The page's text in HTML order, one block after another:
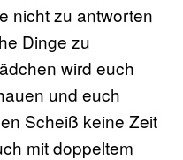
nicht zu antworten
Dinge zu
wird euch
und euch
Scheiß keine Zeit
mit doppeltem